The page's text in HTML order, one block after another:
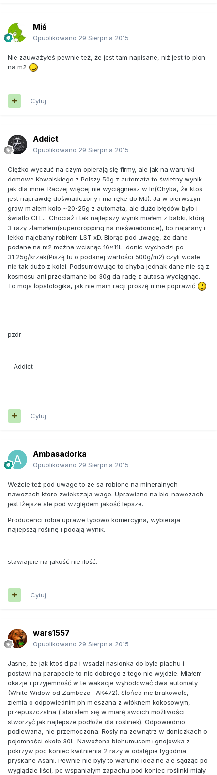
Miś
Opublikowano 29 Sierpnia 2015
Nie zauważyłeś pewnie też, że jest tam napisane, niż jest to plon
na m2
Cytuj
Addict
Opublikowano 29 Sierpnia 2015
Ciężko wyczuć na czym opierają się firmy, ale jak na warunki
domowe Kowalskiego z Polszy 50g z automata to świetny wynik
jak dla mnie. Raczej więcej nie wyciągniesz w In(Chyba, że ktoś
jest naprawdę doświadczony i ma ręke do MJ). Ja w pierwszym
grow miałem koło ~20-25g z automata, ale dużo błędów było i
światło CFL... Chociaż i tak najlepszy wynik miałem z babki, którą
3 razy złamałem(supercropping na nieświadomce), bo najarany i
lekko najebany robiłem LST xD. Biorąc pod uwagę, że dane
podane na m2 można wcisnąc 16x11L donic wychodzi po
31,25g/krzak(Piszę tu o podanej wartości 500g/m2) czyli wcale
nie tak dużo z kolei. Podsumowując to chyba jednak dane nie są z
kosmosu ani przekłamane bo 30g da radę z autosa wyciągnąc.
To moja łopatologika, jak nie mam racji proszę mnie poprawić
pzdr
Addict
Cytuj
Ambasadorka
Opublikowano 29 Sierpnia 2015
Weźcie też pod uwage to ze sa robione na mineralnych
nawozach ktore zwiekszaja wage. Uprawiane na bio-nawozach
jest lżejsze ale pod względem jakość lepsze.
Producenci robia uprawe typowo komercyjna, wybieraja
najlepszą roślinę i podają wynik.
stawiajcie na jakość nie ilość.
Cytuj
wars1557
Opublikowano 29 Sierpnia 2015
Jasne, że jak ktoś d.pa i wsadzi nasionka do byle piachu i
postawi na parapecie to nic dobrego z tego nie wyjdzie. Miałem
okazje i przyjemność w te wakacje wyhodować dwa automaty
(White Widow od Zambeza i AK472). Słońca nie brakowało,
ziemia o odpowiednim ph mieszana z włóknem kokosowym,
przepuszczalna ( starałem się w miarę swoich możliwości
stworzyć jak najlepsze podłoże dla roślinek). Odpowiednio
podlewana, nie przemoczona. Rosły na zewnątrz w doniczkach o
pojemności około 30l. Nawożona biohumusem+gnojówka z
pokrzyw pod koniec kwitnienia 2 razy w odstępie tygodnia
pryskane Asahi. Pewnie nie były to warunki idealne ale sądząc po
wyglądzie liści, po wspaniałym zapachu pod koniec roślinki miały